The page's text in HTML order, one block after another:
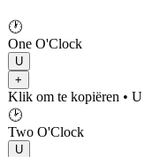
🕐
One O'Clock
U
+
Klik om te kopiëren • U
🕑
Two O'Clock
U